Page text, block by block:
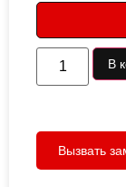
В
Вызвать